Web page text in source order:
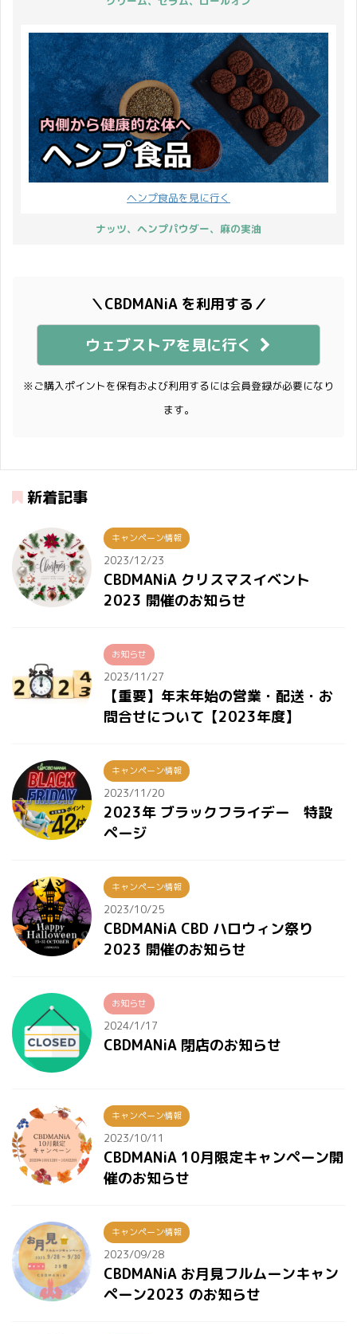
ヘンプ食品を見に行く
ナッツ、ヘンプパウダー、麻の実油
＼CBDMANiA を利用する／
ウェブストアを見に行く
※ご購入ポイントを保有および利用するには会員登録が必要になり
ます。
新着記事
キャンペーン情報
2023/12/23
CBDMANiA クリスマスイベント
2023 開催のお知らせ
お知らせ
2023/11/27
【重要】年末年始の営業・配送・お
問合せについて【2023年度】
キャンペーン情報
2023/11/20
2023年 ブラックフライデー 特設
ページ
キャンペーン情報
2023/10/25
CBDMANiA CBD ハロウィン祭り
2023 開催のお知らせ
お知らせ
2024/1/17
CBDMANiA 閉店のお知らせ
キャンペーン情報
2023/10/11
CBDMANiA 10月限定キャンペーン開
催のお知らせ
キャンペーン情報
2023/09/28
CBDMANiA お月見フルムーンキャン
ペーン2023 のお知らせ